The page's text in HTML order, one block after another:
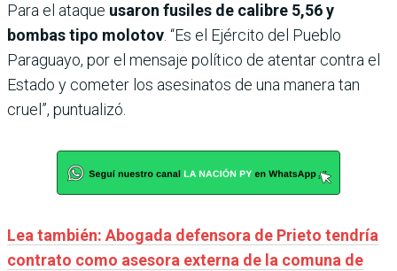
Para el ataque usaron fusiles de calibre 5,56 y
bombas tipo molotov. “Es el Ejército del Pueblo
Paraguayo, por el mensaje político de atentar contra el
Estado y cometer los asesinatos de una manera tan
cruel”, puntualizó.
Lea también: Abogada defensora de Prieto tendría
contrato como asesora externa de la comuna de